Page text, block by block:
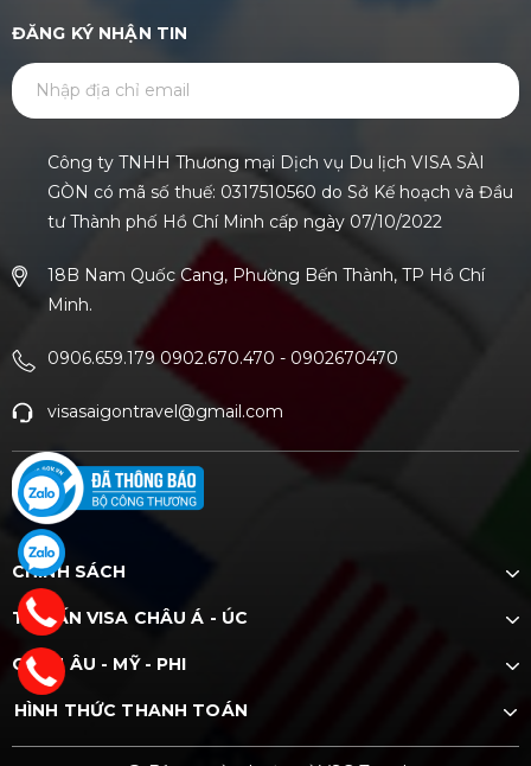
ĐĂNG KÝ NHẬN TIN
Công ty TNHH Thương mại Dịch vụ Du lịch VISA SÀI
GÒN có mã số thuế: 0317510560 do Sở Kế hoạch và Đầu
tư Thành phố Hồ Chí Minh cấp ngày 07/10/2022
18B Nam Quốc Cang, Phường Bến Thành, TP Hồ Chí
Minh.
0906.659.179 0902.670.470 - 0902670470
visasaigontravel@gmail.com
CHÍNH SÁCH
TƯ VẤN VISA CHÂU Á - ÚC
CHÂU ÂU - MỸ - PHI
HÌNH THỨC THANH TOÁN